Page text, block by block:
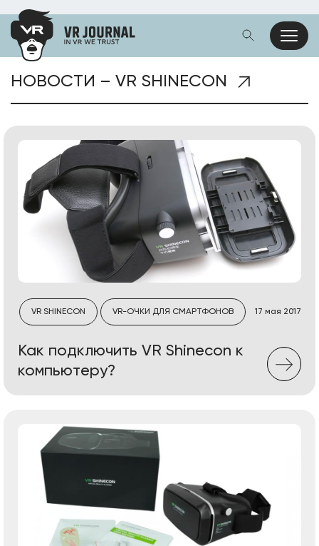
НОВОСТИ – VR SHINECON
VR SHINECON VR-ОЧКИ ДЛЯ СМАРТФОНОВ 17 мая 2017
Как подключить VR Shinecon к
компьютеру?